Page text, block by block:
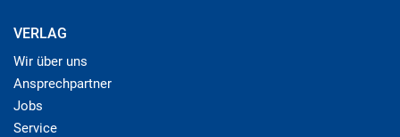
VERLAG
Wir über uns
Ansprechpartner
Jobs
Service